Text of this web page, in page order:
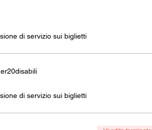
di servizio sui biglietti
di servizio sui biglietti